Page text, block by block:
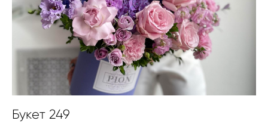
Букет 249